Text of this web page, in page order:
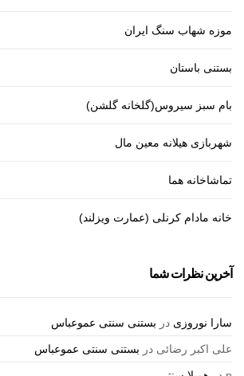
موزه شهاب سنگ ایران
بستنی باستان
بام سبز سیروس(گلخانه گلشن)
شهربازی هیلانه معین مال
تماشاخانه هما
خانه مادام کرنلی (عمارت ویزلند)
آخرین نظرات شما
سارا نوروزی در بستنی سنتی عموعباس
علی اکبر رضائی در بستنی سنتی عموعباس